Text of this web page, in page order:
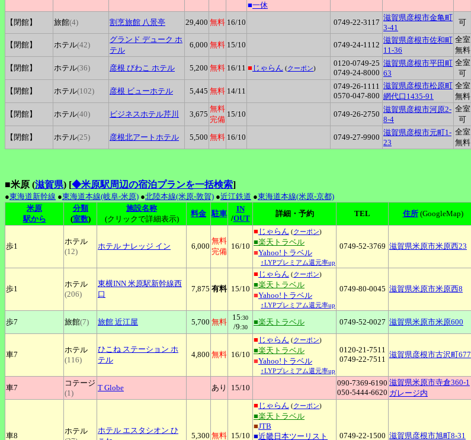
■一休
【閉館】 旅館(4) 割烹旅館 八景亭 29,400 無料 16/10 0749-22-3117
滋賀県彦根市金亀町
3-41
可
【閉館】 ホテル(42)
グランド デューク ホ
テル
6,000 無料 15/10 0749-24-1112
滋賀県彦根市佐和町
11-36
全室
無料
【閉館】
ホテル(36) 彦根 びわこ ホテル 5,200 無料 16/11 ■ じゃらん (クーポン)
0120-0749-25
0749-24-8000
滋賀県彦根市平田町
63
全室
可
【閉館】 ホテル(102) 彦根 ビューホテル 5,445 無料 14/11
0749-26-1111
0570-047-800
滋賀県彦根市松原町
網代口1435-91
全室
無料
【閉館】
ホテル(40) ビジネスホテル芹川 3,675
無料
完備
15/10 0749-26-2750
滋賀県彦根市河原2-
8-4
全室
可
【閉館】 ホテル(25) 彦根北アートホテル 5,500 無料 16/10 0749-27-9900
滋賀県彦根市元町1-
23
全室
無料
■米原 (滋賀県) [◆米原駅周辺の宿泊プランを一括検索]
●東海道新幹線 ●東海道本線(岐阜-米原) ●北陸本線(米原-敦賀) ●近江鉄道 ●東海道本線(米原-京都)
米原
駅から
分類
(室数)
施設名称
(クリックで詳細表示)
料金 駐車
IN
/OUT
詳細・予約 TEL 住所(GoogleMap)
歩1
ホテル
(12)
ホテル ナレッジ イン 6,000
無料
完備
16/10
■ じゃらん (クーポン)
■楽天トラベル
■Yahoo!トラベル
↑LYPプレミアム還元率up
0749-52-3769 滋賀県米原市米原西23
歩1
ホテル
(206)
東横INN 米原駅新幹線西
口
7,875 有料 15/10
■ じゃらん (クーポン)
■楽天トラベル
■Yahoo!トラベル
↑LYPプレミアム還元率up
0749-80-0045 滋賀県米原市米原西8
歩7 旅館(7) 旅館 近江屋 5,700 無料
15:30
/9:30
■楽天トラベル 0749-52-0027 滋賀県米原市米原600
車7
ホテル
(116)
ひこね ステーション ホ
テル
4,800 無料 16/10
■ じゃらん (クーポン)
■楽天トラベル
■Yahoo!トラベル
↑LYPプレミアム還元率up
0120-21-7511
0749-22-7511
滋賀県彦根市古沢町677
車7
コテージ
(1)
T Globe あり 15/10
090-7369-6190
050-5444-6620
滋賀県米原市寺倉360-1
ガレージ内
車8
ホテル
ホテル エスタシオン ひ
5,300 無料 15/10
■ じゃらん (クーポン)
■楽天トラベル
■JTB
■近畿日本ツーリスト 0749-22-1500 滋賀県彦根市旭町8-31